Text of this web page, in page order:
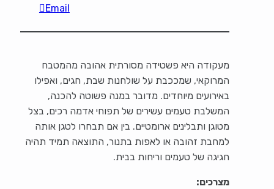
Email
מעקודה היא פשטידה מסורתית אהובה מהמטבח
המרוקאי, שמככבת על שולחנות שבת, חגים, ואפילו
באירועים מיוחדים. מדובר במנה פשוטה להכנה,
המשלבת טעמים עשירים של תפוחי אדמה רכים, בצל
מטוגן ותבלינים ארומטיים. בין אם תבחרו לטגן אותה
למחבת זהובה או לאפות בתנור, התוצאה תמיד תהיה
חגיגה של טעמים וריחות בבית.
מצרכים: